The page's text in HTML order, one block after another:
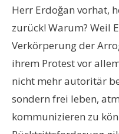
Herr Erdoğan vorhat,
zurück! Warum? Weil
Verkörperung der
ihrem Protest vor
nicht mehr autoritär
sondern frei leben,
kommunizieren zu